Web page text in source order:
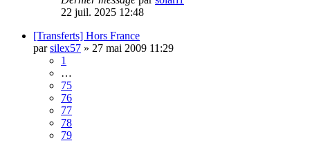
22 juil. 2025 12:48
[Transferts] Hors France
parsilex57 » 27 mai 2009 11:29
1
…
75
76
77
78
79